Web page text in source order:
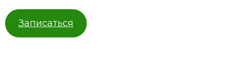
Записаться